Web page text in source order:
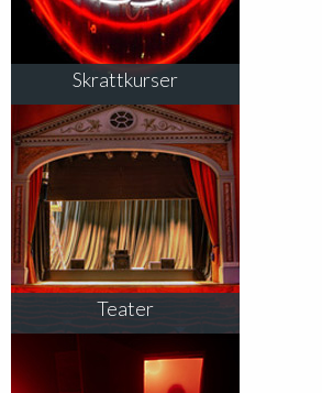
Skrattkurser
Teater